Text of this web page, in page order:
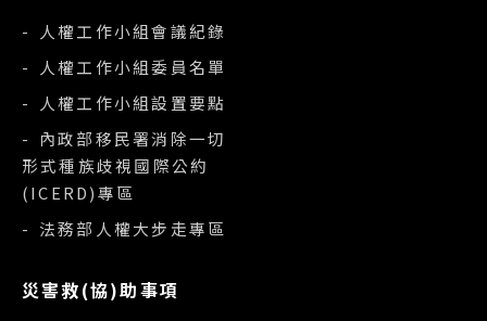
- 人權工作小組會議紀錄
- 人權工作小組委員名單
- 人權工作小組設置要點
- 內政部移民署消除一切
形式種族歧視國際公約
(ICERD)專區
- 法務部人權大步走專區
災害救(協)助事項